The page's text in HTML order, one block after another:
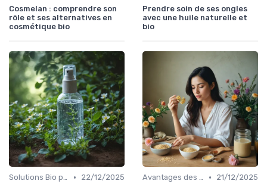
Cosmelan : comprendre son
rôle et ses alternatives en
cosmétique bio
Prendre soin de ses ongles
avec une huile naturelle et
bio
Solutions Bio pour Problèmes de Peau •
22/12/2025
Avantages des Cosmétiques Bio •
21/12/2025